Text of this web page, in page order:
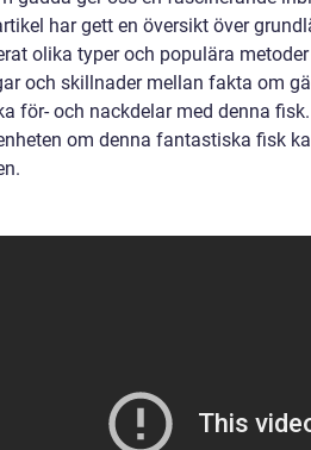
har gett en översikt över
olika typer och populära
och skillnader mellan fakta om
för- och nackdelar med denna
om denna fantastiska fisk